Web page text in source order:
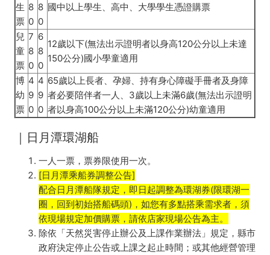
生
票
8
0
8
0
國中以上學生、高中、大學學生憑證購票
兒
童
票
7
8
0
6
8
0
12歲以下(無法出示證明者以身高120公分以上未達
150公分)國小學童適用
博
幼
票
4
9
0
4
9
0
65歲以上長者、孕婦、持有身心障礙手冊者及身障
者必要陪伴者一人、3歲以上未滿6歲(無法出示證明
者以身高100公分以上未滿120公分)幼童適用
｜日月潭環湖船
一人一票，票券限使用一次。
[日月潭乘船券調整公告]
配合日月潭船隊規定，即日起調整為環湖券(限環湖一
圈，回到初始搭船碼頭)，如您有多點搭乘需求者，須
依現場規定加價購票，請依店家現場公告為主。
除依「天然災害停止辦公及上課作業辦法」規定，縣市
政府決定停止公告或上課之起止時間；或其他經營管理